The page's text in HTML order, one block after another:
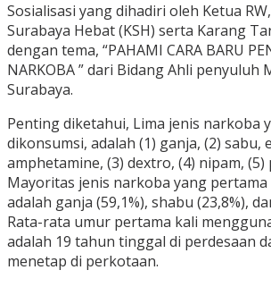
Sosialisasi yang dihadiri oleh Ketua
Surabaya Hebat (KSH) serta Karang
dengan tema, “PAHAMI CARA BARU
NARKOBA ” dari Bidang Ahli penyuluh
Surabaya.
Penting diketahui, Lima jenis narkoba
dikonsumsi, adalah (1) ganja, (2) sabu,
amphetamine, (3) dextro, (4) nipam, (5)
Mayoritas jenis narkoba yang
adalah ganja (59,1%), shabu (23,8%),
Rata-rata umur pertama kali
adalah 19 tahun tinggal di perdesaan
menetap di perkotaan.